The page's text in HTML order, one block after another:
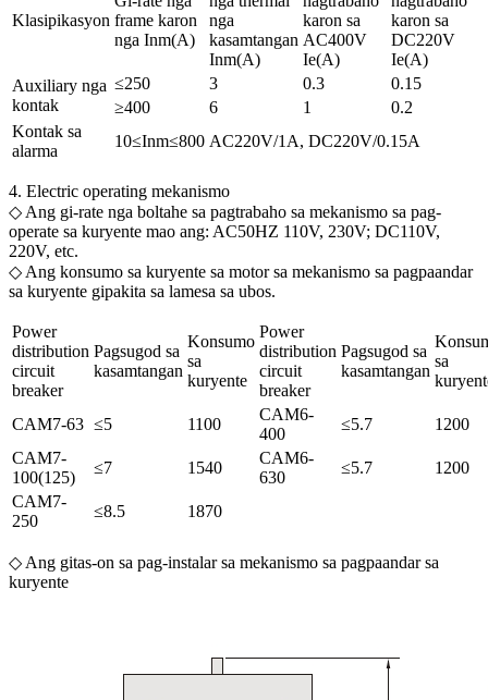
Klasipikasyon frame karon
nga Inm(A)
nga
kasamtangan
Inm(A)
karon sa
AC400V
Ie(A)
karon sa
DC220V
Ie(A)
Auxiliary nga
kontak
≤250 3 0.3
0.15
≥400
6 1
0.2
Kontak sa
alarma
10≤Inm≤800 AC220V/1A, DC220V/0.15A
4. Electric operating mekanismo
◇ Ang gi-rate nga boltahe sa pagtrabaho sa mekanismo sa pag-
operate sa kuryente mao ang: AC50HZ 110V, 230V; DC110V,
220V, etc.
◇ Ang konsumo sa kuryente sa motor sa mekanismo sa pagpaandar
sa kuryente gipakita sa lamesa sa ubos.
Power
distribution
circuit
breaker
Pagsugod sa
kasamtangan
Konsumo
sa
kuryente
Power
distribution
circuit
breaker
Pagsugod sa
kasamtangan
sa
CAM7-63 ≤5 1100
CAM6-
400
≤5.7
1200
CAM7-
100(125)
≤7 1540
CAM6-
630
≤5.7
1200
CAM7-
250
≤8.5 1870
◇ Ang gitas-on sa pag-instalar sa mekanismo sa pagpaandar sa
kuryente